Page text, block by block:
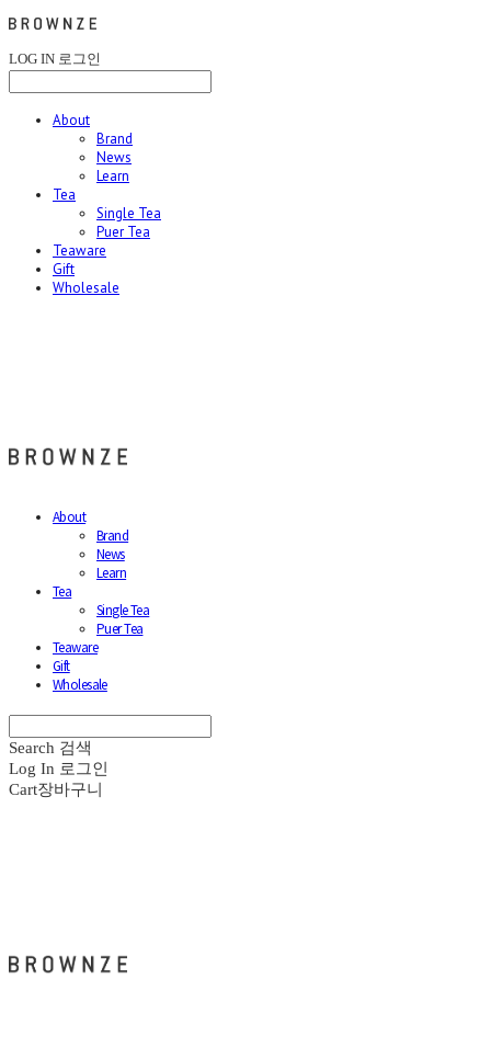
LOG IN 로그인
About
Brand
News
Learn
Tea
Single Tea
Puer Tea
Teaware
Gift
Wholesale
About
Brand
News
Learn
Tea
Single Tea
Puer Tea
Teaware
Gift
Wholesale
Search 검색
Log In 로그인
Cart장바구니